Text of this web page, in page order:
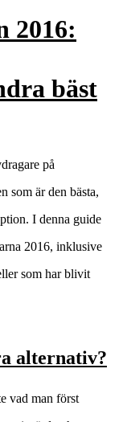
2016:
bäst
på
som är den bästa,
I denna guide
2016, inklusive
som har blivit
alternativ?
vad man först